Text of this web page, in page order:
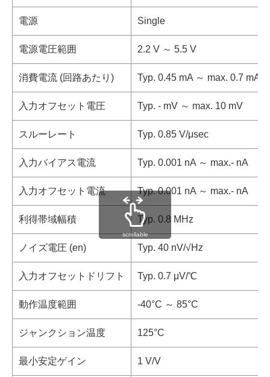
電源 Single
電源電圧範囲 2.2 V ～ 5.5 V
消費電流 (回路あたり) Typ. 0.45 mA ～ max. 0.7 mA
入力オフセット電圧 Typ. - mV ～ max. 10 mV
スルーレート Typ. 0.85 V/μsec
入力バイアス電流 Typ. 0.001 nA ～ max.- nA
入力オフセット電流 Typ. 0.001 nA ～ max.- nA
利得帯域幅積 Typ. 0.8 MHz
ノイズ電圧 (en) Typ. 40 nV/√Hz
入力オフセットドリフト Typ. 0.7 μV/℃
動作温度範囲 -40°C ～ 85°C
ジャンクション温度 125°C
最小安定ゲイン 1 V/V
scrollable